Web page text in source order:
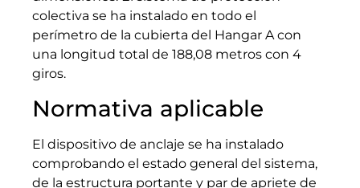
colectiva se ha instalado en todo el
perímetro de la cubierta del Hangar A con
una longitud total de 188,08 metros con 4
giros.
Normativa aplicable
El dispositivo de anclaje se ha instalado
comprobando el estado general del sistema,
de la estructura portante y par de apriete de